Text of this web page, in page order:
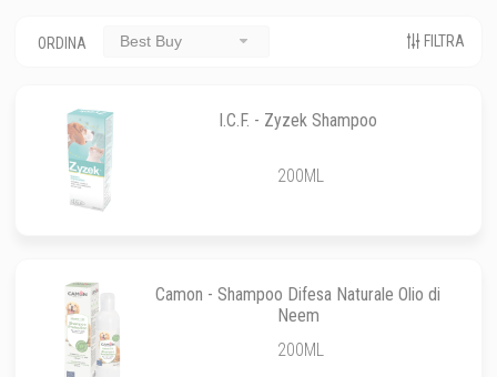
ORDINA Best Buy FILTRA
I.C.F. - Zyzek Shampoo
200ML
Camon - Shampoo Difesa Naturale Olio di
Neem
200ML